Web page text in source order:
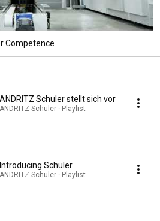
Competence
ANDRITZ Schuler stellt sich vor
ANDRITZ Schuler · Playlist
Introducing Schuler
ANDRITZ Schuler · Playlist